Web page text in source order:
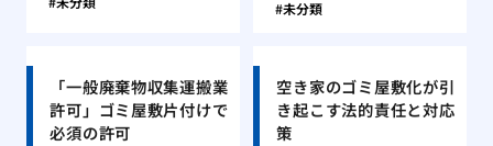
未分類
「一般廃棄物収集運搬業
許可」ゴミ屋敷片付けで
必須の許可
空き家のゴミ屋敷化が引
き起こす法的責任と対応
策